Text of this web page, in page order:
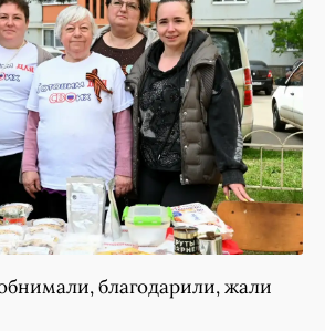
благодарили, жали